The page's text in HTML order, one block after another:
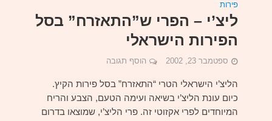
פירות
ליצ’י – הפרי ש”התאזרח” בסל
הפירות הישראלי
ספטמבר 23, 2002 הוסף תגובה
הליצ’י הישראלי הטרי “התאזרח” בסל פירות הקיץ.
כיום עונת הליצ’י בשיאה ועימה הטעם, הצבע והריח
המיוחדים לפרי אקזוטי זה. פרי הליצ’י, שמוצאו בדרום